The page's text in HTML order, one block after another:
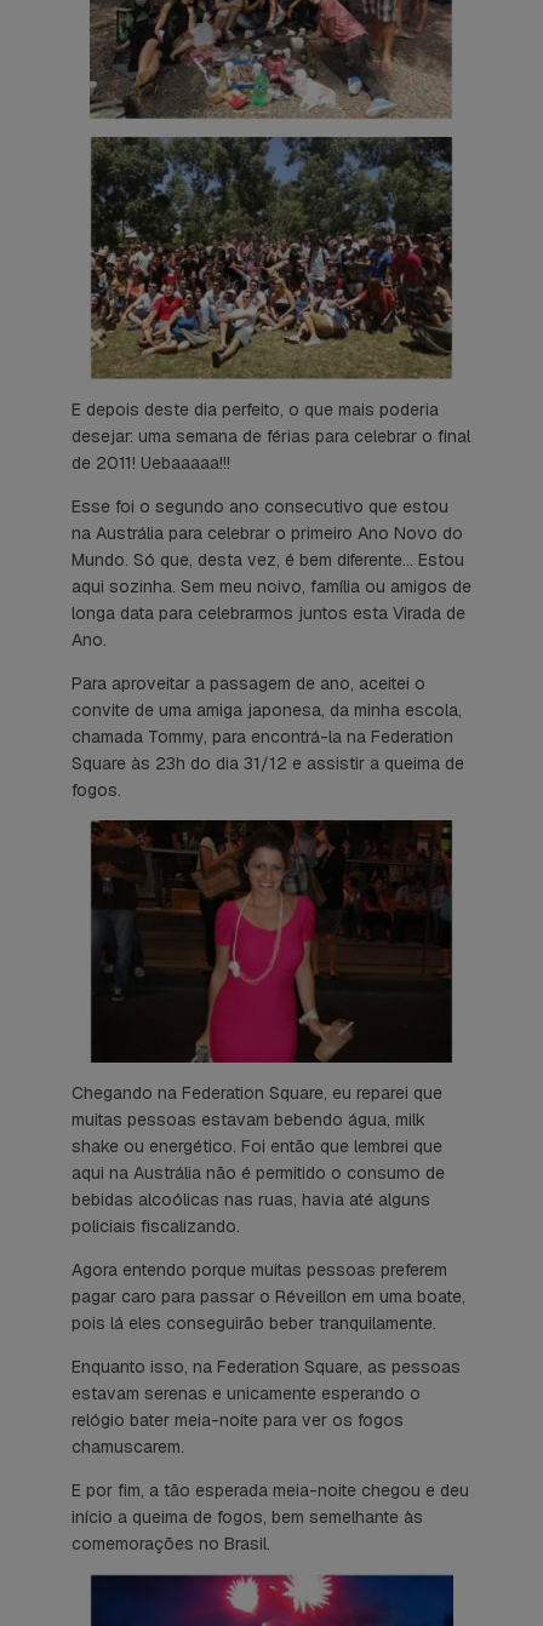
E depois deste dia perfeito, o que mais poderia
desejar: uma semana de férias para celebrar o final
de 2011! Uebaaaaa!!!
Esse foi o segundo ano consecutivo que estou
na Austrália para celebrar o primeiro Ano Novo do
Mundo. Só que, desta vez, é bem diferente… Estou
aqui sozinha. Sem meu noivo, família ou amigos de
longa data para celebrarmos juntos esta Virada de
Ano.
Para aproveitar a passagem de ano, aceitei o
convite de uma amiga japonesa, da minha escola,
chamada Tommy, para encontrá-la na Federation
Square às 23h do dia 31/12 e assistir a queima de
fogos.
Chegando na Federation Square, eu reparei que
muitas pessoas estavam bebendo água, milk
shake ou energético. Foi então que lembrei que
aqui na Austrália não é permitido o consumo de
bebidas alcoólicas nas ruas, havia até alguns
policiais fiscalizando.
Agora entendo porque muitas pessoas preferem
pagar caro para passar o Réveillon em uma boate,
pois lá eles conseguirão beber tranquilamente.
Enquanto isso, na Federation Square, as pessoas
estavam serenas e unicamente esperando o
relógio bater meia-noite para ver os fogos
chamuscarem.
E por fim, a tão esperada meia-noite chegou e deu
início a queima de fogos, bem semelhante às
comemorações no Brasil.